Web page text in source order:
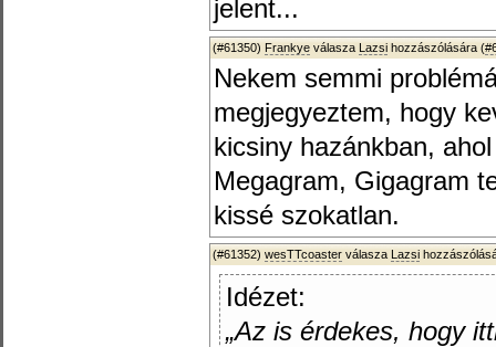
jelent...
(#61350) Frankye válasza Lazsi hozzászólására (
Nekem semmi
megjegyeztem, hogy
kicsiny hazánkban,
Megagram, Gigagram
kissé szokatlan.
(#61352) wesTTcoaster válasza Lazsi
Idézet:
„Az is érdekes, hogy